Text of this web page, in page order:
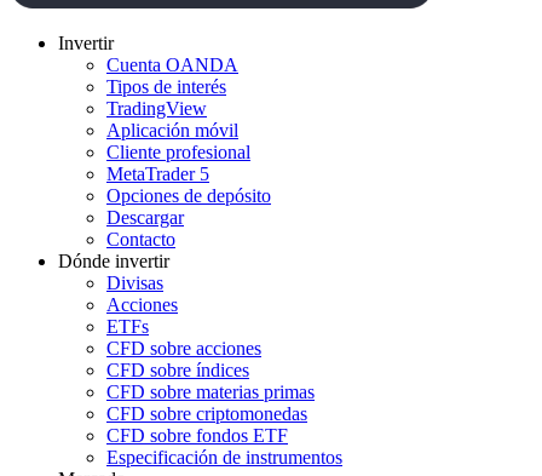
Invertir
Cuenta OANDA
Tipos de interés
TradingView
Aplicación móvil
Cliente profesional
MetaTrader 5
Opciones de depósito
Descargar
Contacto
Dónde invertir
Divisas
Acciones
ETFs
CFD sobre acciones
CFD sobre índices
CFD sobre materias primas
CFD sobre criptomonedas
CFD sobre fondos ETF
Especificación de instrumentos